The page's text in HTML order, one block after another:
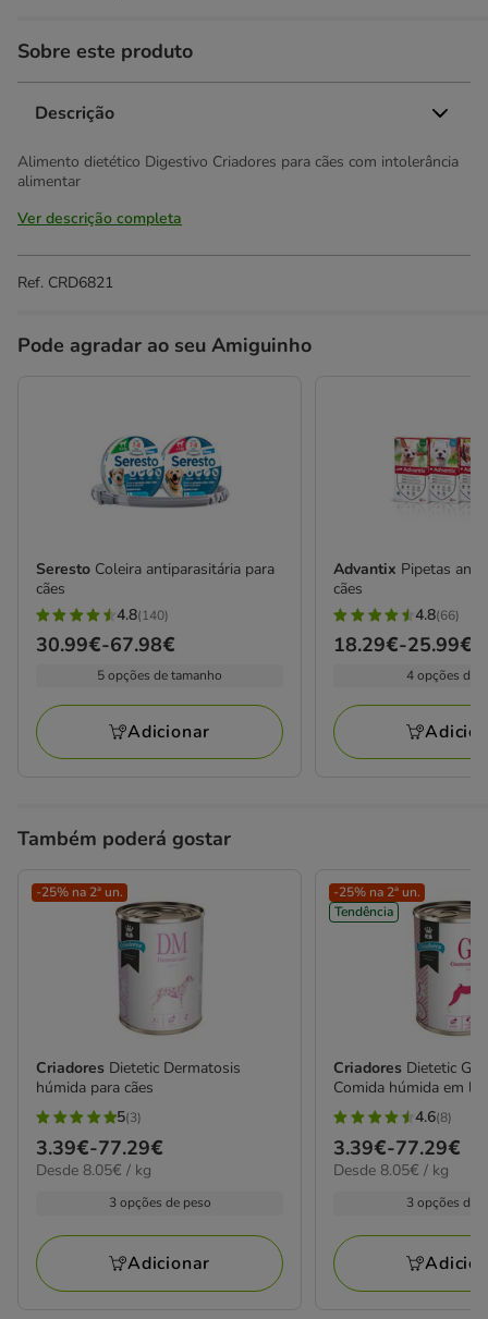
Sobre este produto
Descrição
Alimento dietético Digestivo Criadores para cães com intolerância
alimentar
Ver descrição completa
Ref. CRD6821
Pode agradar ao seu Amiguinho
Seresto Coleira antiparasitária para
cães
4.8
estrelas
140
avaliações
4.8(140)
Preço
a
67.98€
30.99€-67.98€
5 opções de tamanho
Adicionar
Advantix Pipetas
cães
4.8
estrelas
66
avaliações
4.8(66)
Preço
a
25.99€
18.29€-25.99€
4 opções de
Também poderá gostar
-25% na 2ª un.
Criadores Dietetic Dermatosis
húmida para cães
5
estrelas
com
avaliações
5(3)
Preço
de
77.29€
3.39€-77.29€
8.05€
Desde 8.05€ / kg
3 opções de peso
Adicionar
-25% na 2ª un.
Tendência
Criadores Dietetic
Comida húmida em
4.6
estrelas
com
avaliações
4.6(8)
Preço
de
77.29€
3.39€-77.29€
8.05€
Desde 8.05€ / kg
3 opções de